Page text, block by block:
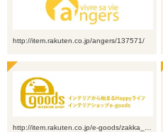
http://item.rakuten.co.jp/angers/137571/
http://item.rakuten.co.jp/e-goods/zakka_…